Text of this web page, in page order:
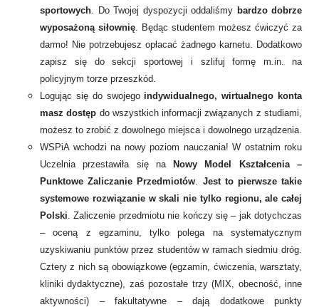
sportowych. Do Twojej dyspozycji oddaliśmy bardzo dobrze
wyposażoną siłownię. Będąc studentem możesz ćwiczyć za
darmo! Nie potrzebujesz opłacać żadnego karnetu. Dodatkowo
zapisz się do sekcji sportowej i szlifuj formę m.in. na
policyjnym torze przeszkód.
Logując się do swojego indywidualnego, wirtualnego konta
masz dostęp do wszystkich informacji związanych z studiami,
możesz to zrobić z dowolnego miejsca i dowolnego urządzenia.
WSPiA wchodzi na nowy poziom nauczania! W ostatnim roku
Uczelnia przestawiła się na
Nowy Model Kształcenia –
Punktowe Zaliczanie Przedmiotów. Jest to pierwsze takie
systemowe rozwiązanie w skali nie tylko regionu, ale całej
Polski. Zaliczenie przedmiotu nie kończy się – jak dotychczas
– oceną z egzaminu, tylko polega na systematycznym
uzyskiwaniu punktów przez studentów w ramach siedmiu dróg.
Cztery z nich są obowiązkowe (egzamin, ćwiczenia, warsztaty,
kliniki dydaktyczne), zaś pozostałe trzy (MIX, obecność, inne
aktywności) – fakultatywne – dają dodatkowe punkty